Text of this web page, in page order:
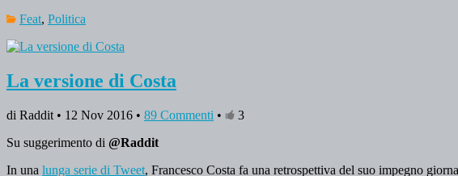
Feat, Politica
La versione di Costa
di Raddit • 12 Nov 2016 • 89 Commenti •
3
Su suggerimento di @Raddit
In una lunga serie di Tweet, Francesco Costa fa una retrospettiva del suo impegno